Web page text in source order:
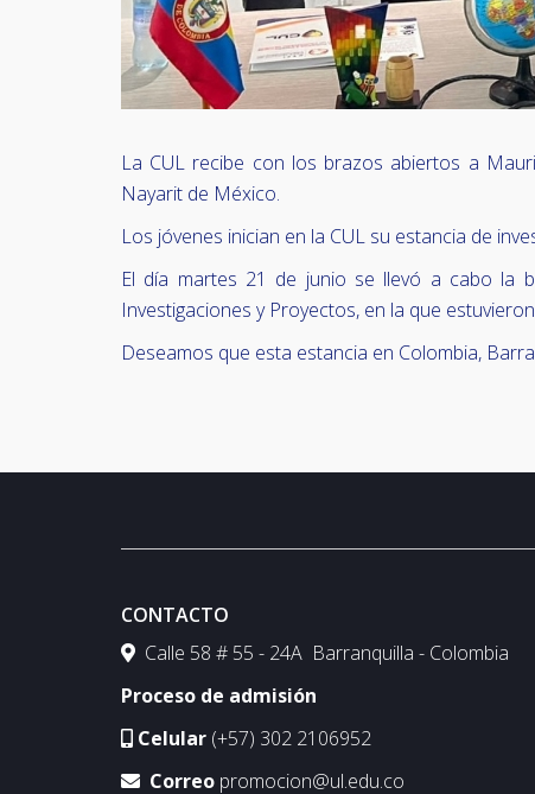
La CUL recibe con los brazos abiertos a
Nayarit de México.
Los jóvenes inician en la CUL su estancia de
El día martes 21 de junio se llevó a cabo la
Investigaciones y Proyectos, en la que
Deseamos que esta estancia en Colombia,
CONTACTO
Calle 58 # 55 - 24A Barranquilla - Colombia
Proceso de admisión
Celular (+57) 302 2106952
Correo promocion@ul.edu.co